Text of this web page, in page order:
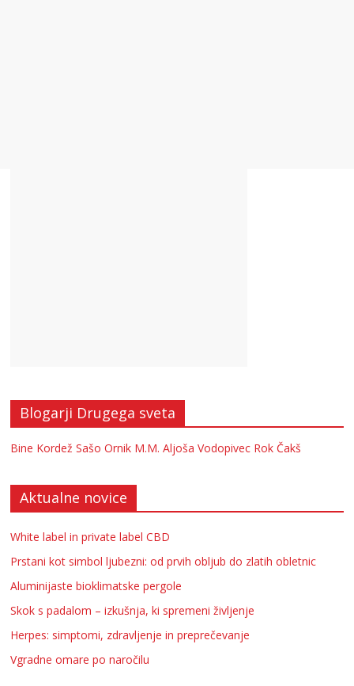
Blogarji Drugega sveta
Bine Kordež Sašo Ornik M.M. Aljoša Vodopivec Rok Čakš
Aktualne novice
White label in private label CBD
Prstani kot simbol ljubezni: od prvih obljub do zlatih obletnic
Aluminijaste bioklimatske pergole
Skok s padalom – izkušnja, ki spremeni življenje
Herpes: simptomi, zdravljenje in preprečevanje
Vgradne omare po naročilu